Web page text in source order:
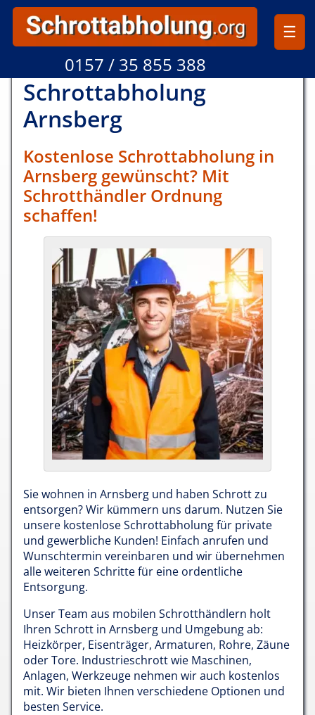
0157 / 35 855 388
Schrottabholung
Arns­berg
Kostenlose Schrottabholung in
Arns­berg gewünscht? Mit
Schrotthändler Ordnung
schaffen!
Sie wohnen in Arnsberg und haben Schrott zu
entsorgen? Wir kümmern uns darum. Nutzen Sie
unsere kostenlose Schrottabholung für private
und gewerbliche Kunden! Einfach anrufen und
Wunschtermin vereinbaren und wir übernehmen
alle weiteren Schritte für eine ordentliche
Entsorgung.
Unser Team aus mobilen Schrotthändlern holt
Ihren Schrott in Arnsberg und Umgebung ab:
Heizkörper, Eisenträger, Armaturen, Rohre, Zäune
oder Tore. Industrieschrott wie Maschinen,
Anlagen, Werkzeuge nehmen wir auch kostenlos
mit. Wir bieten Ihnen verschiedene Optionen und
besten Service.
☰